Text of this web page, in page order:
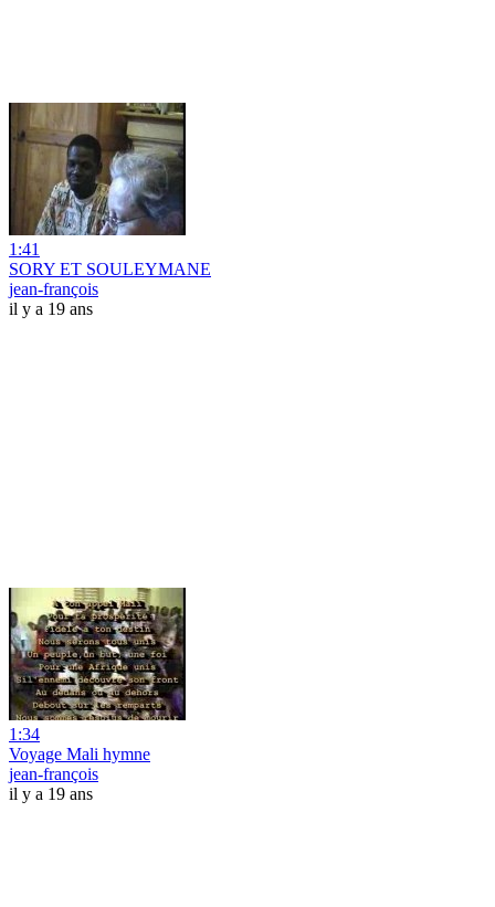
1:41
SORY ET SOULEYMANE
jean-françois
il y a 19 ans
1:34
Voyage Mali hymne
jean-françois
il y a 19 ans